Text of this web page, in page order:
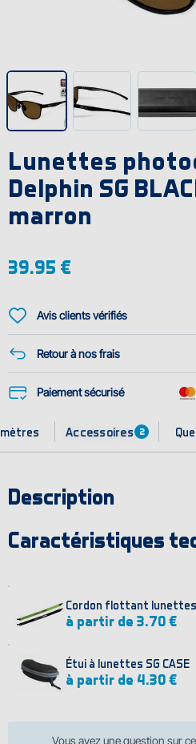
Lunettes
Delphin SG
marron
39.95 €
Avis clients vérifiés
Retour à nos frais
Paiement sécurisé
Accessoires 2
Description
Caractéristiques
Cordon flottant lunettes
à partir de 3.70 €
Étui à lunettes SG CASE
à partir de 4.30 €
Vous avez une question sur